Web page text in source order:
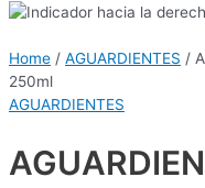
Home / AGUARDIENTES /
250ml
AGUARDIENTES